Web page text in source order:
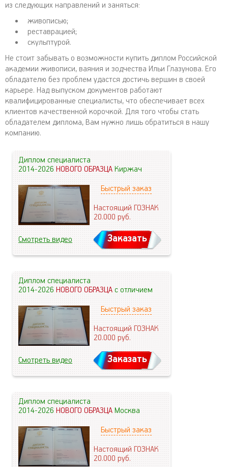
из следующих направлений и заняться:
живописью;
реставрацией;
скульптурой.
Не стоит забывать о возможности купить диплом Российской
академии живописи, ваяния и зодчества Ильи Глазунова. Его
обладателю без проблем удастся достичь вершин в своей
карьере. Над выпуском документов работают
квалифицированные специалисты, что обеспечивает всех
клиентов качественной корочкой. Для того чтобы стать
обладателем диплома, Вам нужно лишь обратиться в нашу
компанию.
Диплом специалиста
2014-2026НОВОГО ОБРАЗЦАКиржач
Быстрый заказ
Настоящий ГОЗНАК
20.000руб.
Смотреть видео Заказать
Диплом специалиста
2014-2026НОВОГО ОБРАЗЦАс отличием
Быстрый заказ
Настоящий ГОЗНАК
20.000руб.
Смотреть видео Заказать
Диплом специалиста
2014-2026НОВОГО ОБРАЗЦАМосква
Быстрый заказ
Настоящий ГОЗНАК
20.000руб.